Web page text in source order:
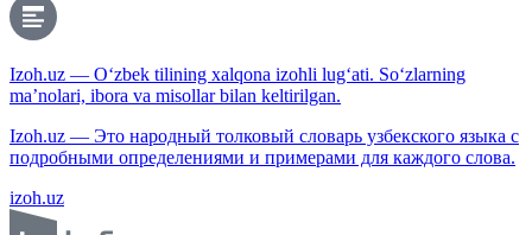
Izoh.uz — O‘zbek tilining xalqona izohli lug‘ati. So‘zlarning
ma’nolari, ibora va misollar bilan keltirilgan.
Izoh.uz — Это народный толковый словарь узбекского языка с
подробными определениями и примерами для каждого слова.
izoh.uz